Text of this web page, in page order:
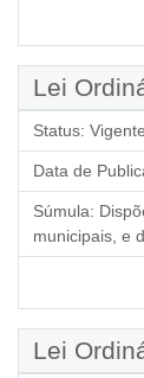
Lei
Status: Vigente
Data de
Súmula:
municipais, e
Lei